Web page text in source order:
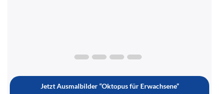
Jetzt Ausmalbilder “Oktopus für Erwachsene”